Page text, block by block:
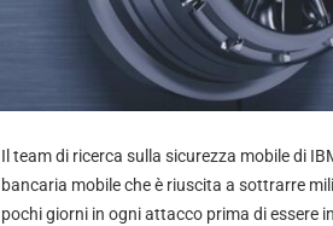
Il team di ricerca sulla sicurezza mobile di
bancaria mobile che è riuscita a sottrarre
pochi giorni in ogni attacco prima di essere